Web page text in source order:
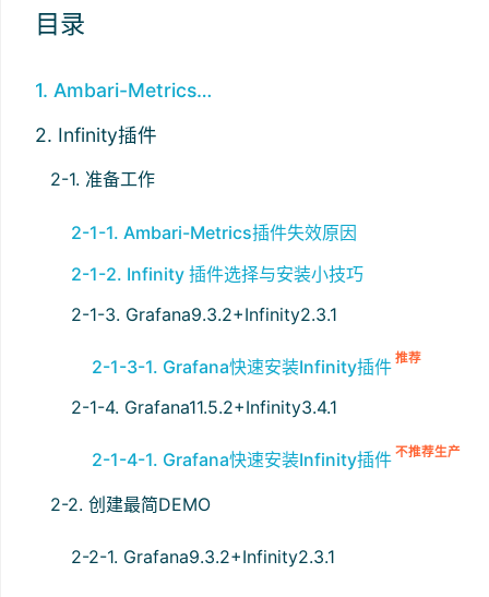
目录
1. Ambari-Metrics插件
2. Infinity插件
2-1. 准备工作
2-1-1. Ambari-Metrics插件失效原因
2-1-2. Infinity 插件选择与安装小技巧
2-1-3. Grafana9.3.2+Infinity2.3.1
2-1-3-1. Grafana快速安装Infinity插件 推荐
2-1-4. Grafana11.5.2+Infinity3.4.1
2-1-4-1. Grafana快速安装Infinity插件 不推荐生产
2-2. 创建最简DEMO
2-2-1. Grafana9.3.2+Infinity2.3.1